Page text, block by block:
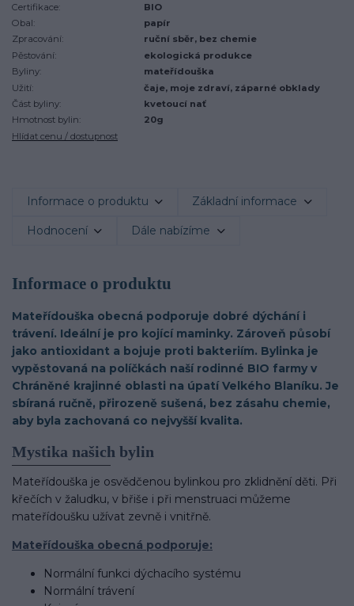
Certifikace:
BIO
Obal:
papír
Zpracování:
ruční sběr, bez chemie
Pěstování:
ekologická produkce
Byliny:
mateřídouška
Užití:
čaje, moje zdraví, záparné obklady
Část byliny:
kvetoucí nať
Hmotnost bylin:
20g
Hlídat cenu / dostupnost
Informace o produktu Základní informace
Hodnocení Dále nabízíme
Informace o produktu
Mateřídouška obecná podporuje dobré dýchání i
trávení. Ideální je pro kojící maminky. Zároveň působí
jako antioxidant a bojuje proti bakteriím. Bylinka je
vypěstovaná na políčkách naší rodinné BIO farmy v
Chráněné krajinné oblasti na úpatí Velkého Blaníku. Je
sbíraná ručně, přirozeně sušená, bez zásahu chemie,
aby byla zachovaná co nejvyšší kvalita.
Mystika našich bylin
Mateřídouška je osvědčenou bylinkou pro zklidnění děti. Při
křečích v žaludku, v břiše i při menstruaci můžeme
mateřídoušku užívat zevně i vnitřně.
Mateřídouška obecná podporuje:
Normální funkci dýchacího systému
Normální trávení